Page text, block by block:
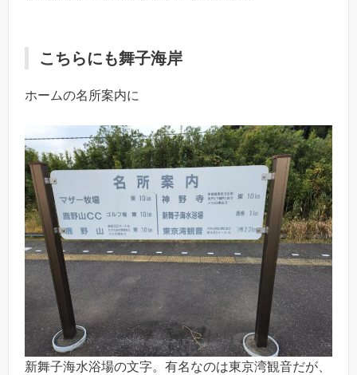
こちらにも舞子海岸
ホームの名所案内に
新舞子海水浴場の文字。有名なのは東京湾観音だが、